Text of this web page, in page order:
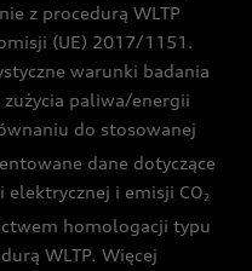
z procedurą WLTP
(UE) 2017/1151.
warunki badania
paliwa/energii
do stosowanej
dane dotyczące
i emisji CO 2
homologacji typu
WLTP. Więcej